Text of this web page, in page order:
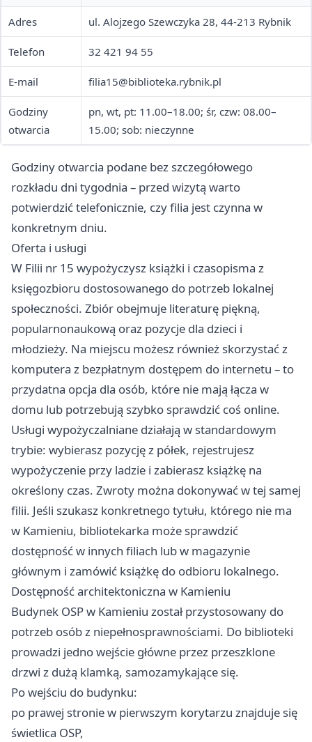
Adres ul. Alojzego Szewczyka 28, 44-213 Rybnik
Telefon 32 421 94 55
E-mail filia15@biblioteka.rybnik.pl
Godziny
otwarcia
pn, wt, pt: 11.00–18.00; śr, czw: 08.00–
15.00; sob: nieczynne
Godziny otwarcia podane bez szczegółowego
rozkładu dni tygodnia – przed wizytą warto
potwierdzić telefonicznie, czy filia jest czynna w
konkretnym dniu.
Oferta i usługi
W Filii nr 15 wypożyczysz książki i czasopisma z
księgozbioru dostosowanego do potrzeb lokalnej
społeczności. Zbiór obejmuje literaturę piękną,
popularnonaukową oraz pozycje dla dzieci i
młodzieży. Na miejscu możesz również skorzystać z
komputera z bezpłatnym dostępem do internetu – to
przydatna opcja dla osób, które nie mają łącza w
domu lub potrzebują szybko sprawdzić coś online.
Usługi wypożyczalniane działają w standardowym
trybie: wybierasz pozycję z półek, rejestrujesz
wypożyczenie przy ladzie i zabierasz książkę na
określony czas. Zwroty można dokonywać w tej samej
filii. Jeśli szukasz konkretnego tytułu, którego nie ma
w Kamieniu, bibliotekarka może sprawdzić
dostępność w innych filiach lub w magazynie
głównym i zamówić książkę do odbioru lokalnego.
Dostępność architektoniczna w Kamieniu
Budynek OSP w Kamieniu został przystosowany do
potrzeb osób z niepełnosprawnościami. Do biblioteki
prowadzi jedno wejście główne przez przeszklone
drzwi z dużą klamką, samozamykające się.
Po wejściu do budynku:
po prawej stronie w pierwszym korytarzu znajduje się
świetlica OSP,